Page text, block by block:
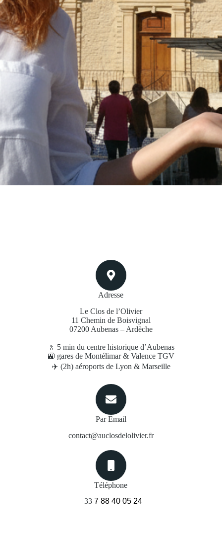
Adress​e
Le Clos de l’Olivier
11 Chemin de Boisvignal
07200 Aubenas – Ardèche
🚶 5 min du centre historique d’Aubenas
🚉 gares de Montélimar & Valence TGV
✈️ (2h) aéroports de Lyon & Marseille
Par Email
contact@auclosdelolivier.fr
Téléphone
+33 7 88 40 05 24